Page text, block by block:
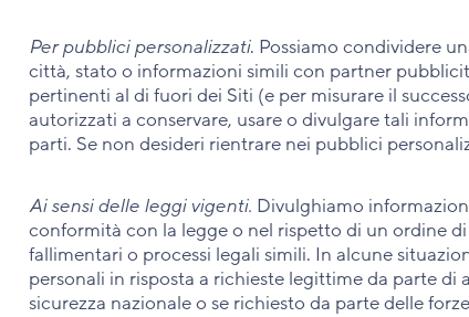
Per pubblici personalizzati. Possiamo condividere
città, stato o informazioni simili con partner
pertinenti al di fuori dei Siti (e per misurare il
autorizzati a conservare, usare o divulgare tali
parti. Se non desideri rientrare nei pubblici
Ai sensi delle leggi vigenti. Divulghiamo
conformità con la legge o nel rispetto di un ordine
fallimentari o processi legali simili. In alcune
personali in risposta a richieste legittime da parte
sicurezza nazionale o se richiesto da parte delle